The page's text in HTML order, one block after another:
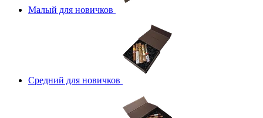
Малый для новичков
Средний для новичков